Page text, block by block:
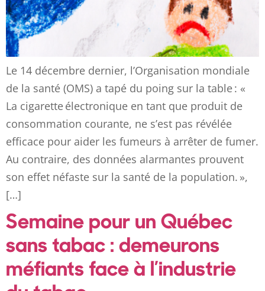
Le 14 décembre dernier, l’Organisation mondiale
de la santé (OMS) a tapé du poing sur la table : «
La cigarette électronique en tant que produit de
consommation courante, ne s’est pas révélée
efficace pour aider les fumeurs à arrêter de fumer.
Au contraire, des données alarmantes prouvent
son effet néfaste sur la santé de la population. »,
[…]
Semaine pour un Québec
sans tabac : demeurons
méfiants face à l’industrie